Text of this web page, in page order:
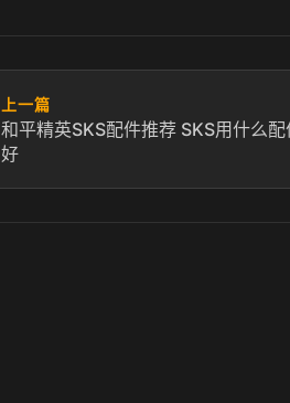
上一篇
和平精英SKS配件推荐 SKS用什么配
好